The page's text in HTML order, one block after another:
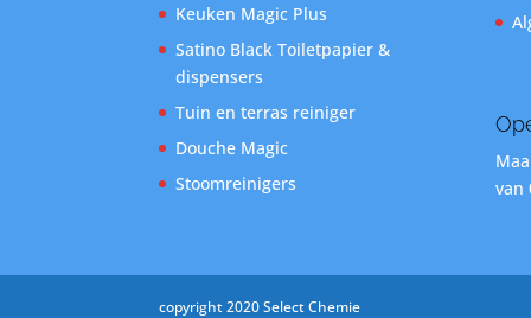
Keuken Magic Plus
Satino Black Toiletpapier &
dispensers
Tuin en terras reiniger
Douche Magic
Stoomreinigers
van
copyright 2020 Select Chemie